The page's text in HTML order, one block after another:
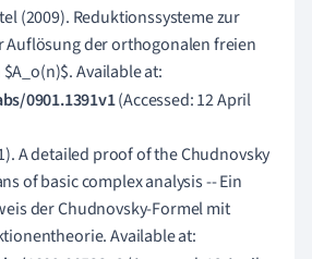
(2009). Reduktionssysteme zur
Auflösung der orthogonalen freien
Available at:
0901.1391v1(Accessed: 12 April
A detailed proof of the Chudnovsky
of basic complex analysis -- Ein
der Chudnovsky-Formel mit
Available at: